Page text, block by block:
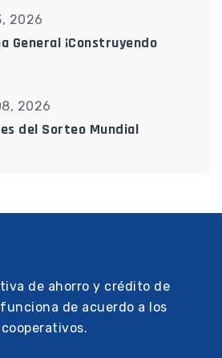
2026
General ¡Construyendo
2026
del Sorteo Mundial
de ahorro y crédito de
de acuerdo a los